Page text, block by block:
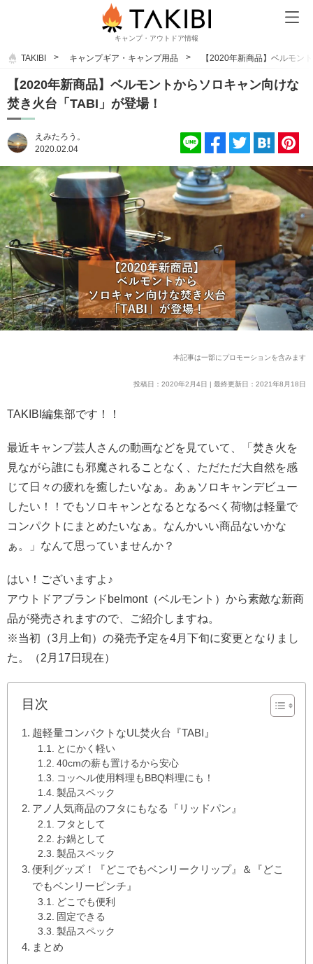
キャンプ・アウトドア情報
TAKIBI キャンプギア・キャンプ用品 【2020年新商品】ベルモン
【2020年新商品】ベルモントからソロキャン向けな
焚き火台「TABI」が登場！
えみたろう。
2020.02.04
本記事は一部にプロモーションを含みます
投稿日：2020年2月4日 | 最終更新日：2021年8月18日
TAKIBI編集部です！！
最近キャンプ芸人さんの動画などを見ていて、「焚き火を
見ながら誰にも邪魔されることなく、ただただ大自然を感
じて日々の疲れを癒したいなぁ。あぁソロキャンデビュー
したい！！でもソロキャンとなるとなるべく荷物は軽量で
コンパクトにまとめたいなぁ。なんかいい商品ないかな
ぁ。」なんて思っていませんか？
はい！ございますよ♪
アウトドアブランドbelmont（ベルモント）から素敵な新商
品が発売されますので、ご紹介しますね。
※当初（3月上旬）の発売予定を4月下旬に変更となりまし
た。（2月17日現在）
目次
超軽量コンパクトなUL焚火台『TABI』
とにかく軽い
40cmの薪も置けるから安心
コッヘル使用料理もBBQ料理にも！
製品スペック
アノ人気商品のフタにもなる『リッドパン』
フタとして
お鍋として
製品スペック
便利グッズ！『どこでもベンリークリップ』＆『どこ
でもベンリーピンチ』
どこでも便利
固定できる
製品スペック
まとめ